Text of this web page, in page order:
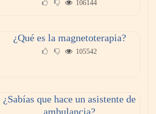
106144
¿Qué es la magnetoterapia?
105542
¿Sabías que hace un asistente de
ambulancia?